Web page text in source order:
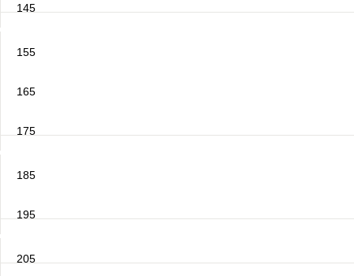
145
155
165
175
185
195
205